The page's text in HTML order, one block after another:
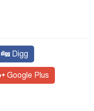
Digg
Google Plus